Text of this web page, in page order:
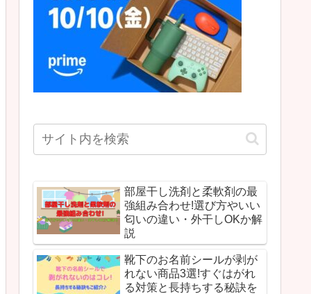
部屋干し洗剤と柔軟剤の最
強組み合わせ!選び方やいい
匂いの違い・外干しOKか解
説
靴下のお名前シールが剥が
れない商品3選!すぐはがれ
る対策と長持ちする秘訣を